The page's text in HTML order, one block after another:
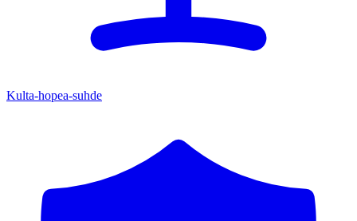
Kulta-hopea-suhde